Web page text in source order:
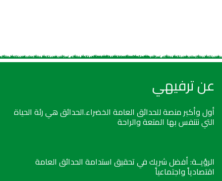
عن ترفيهي
أول وأكبر منصة للحدائق العامة الخضراء.الحدائق هي رئة الحياة
التي نتنفس بها المتعة والراحة
الرؤيــة: أفضل شريك في تحقيق استدامة الحدائق العامة
اقتصادياً واجتماعياً